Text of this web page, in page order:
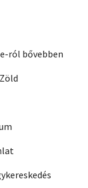
ról bővebben